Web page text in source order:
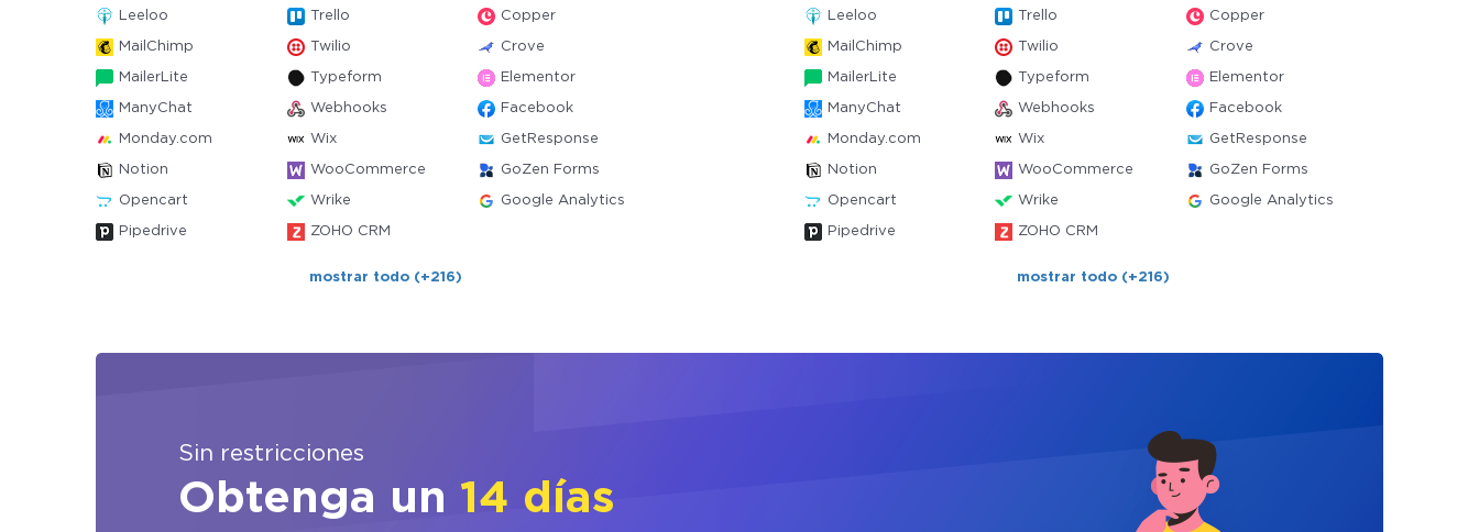
Leeloo Trello Copper
MailChimp Twilio Crove
MailerLite Typeform Elementor
ManyChat Webhooks Facebook
Monday.com Wix GetResponse
Notion WooCommerce GoZen Forms
Opencart Wrike Google Analytics
Pipedrive ZOHO CRM
mostrar todo (+216)
Leeloo Trello Copper
MailChimp Twilio Crove
MailerLite Typeform Elementor
ManyChat Webhooks Facebook
Monday.com Wix GetResponse
Notion WooCommerce GoZen Forms
Opencart Wrike Google Analytics
Pipedrive ZOHO CRM
mostrar todo (+216)
Sin restricciones
Obtenga un 14 días